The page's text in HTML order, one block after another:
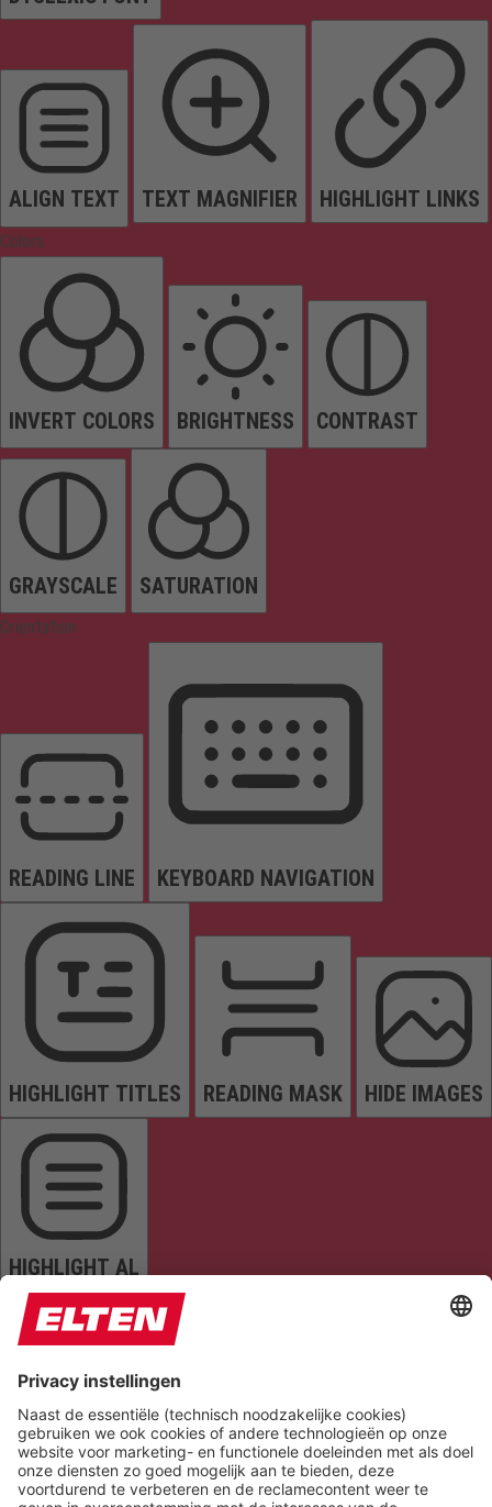
ALIGN TEXT TEXT MAGNIFIER HIGHLIGHT LINKS
Colors
INVERT COLORS BRIGHTNESS CONTRAST
GRAYSCALE SATURATION
Orientation
READING LINE KEYBOARD NAVIGATION
HIGHLIGHT TITLES READING MASK HIDE IMAGES
HIGHLIGHT AL
READ PAGE MUTE SOUNDS STOP ANIMATIONS